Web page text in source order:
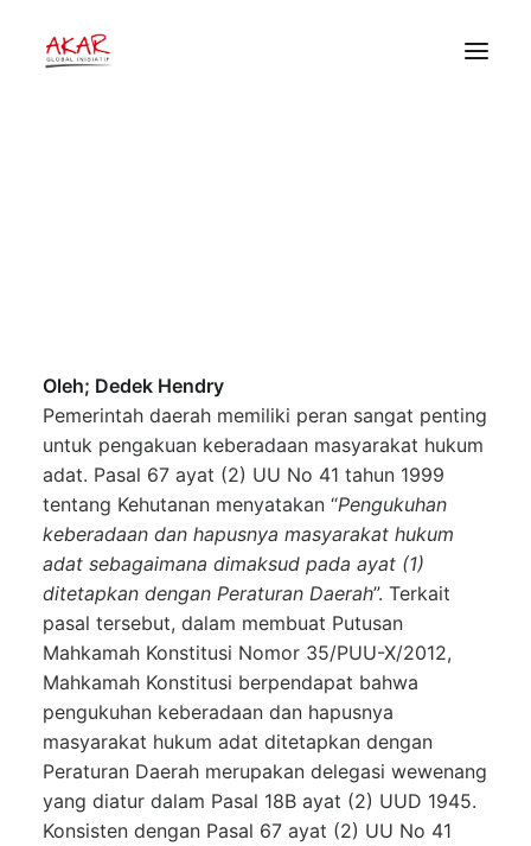
Pengakuan Masyarakat Hukum
Oleh; Dedek Hendry
Pemerintah daerah memiliki peran sangat penting
untuk pengakuan keberadaan masyarakat hukum
adat. Pasal 67 ayat (2) UU No 41 tahun 1999
tentang Kehutanan menyatakan “Pengukuhan
keberadaan dan hapusnya masyarakat hukum
adat sebagaimana dimaksud pada ayat (1)
ditetapkan dengan Peraturan Daerah”. Terkait
pasal tersebut, dalam membuat Putusan
Mahkamah Konstitusi Nomor 35/PUU-X/2012,
Mahkamah Konstitusi berpendapat bahwa
pengukuhan keberadaan dan hapusnya
masyarakat hukum adat ditetapkan dengan
Peraturan Daerah merupakan delegasi wewenang
yang diatur dalam Pasal 18B ayat (2) UUD 1945.
Konsisten dengan Pasal 67 ayat (2) UU No 41